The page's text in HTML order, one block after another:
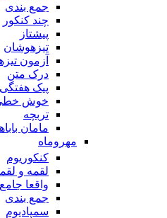
جمع بندی
چند کنکور
پیشتاز
تیزهوشان
آزمون
درک متن
پیک هفتگی
خوش
تربچه
مامان
مهروماه
کنکوریوم
لقمه و
واقعا جامع
جمع بندی
سمپادیوم